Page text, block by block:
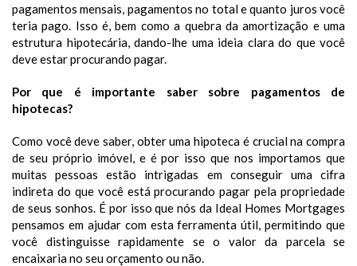
pagamentos mensais, pagamentos no total e quanto juros você
teria pago. Isso é, bem como a quebra da amortização e uma
estrutura hipotecária, dando-lhe uma ideia clara do que você
deve estar procurando pagar.
Por que é importante saber sobre pagamentos de
hipotecas?
Como você deve saber, obter uma hipoteca é crucial na compra
de seu próprio imóvel, e é por isso que nos importamos que
muitas pessoas estão intrigadas em conseguir uma cifra
indireta do que você está procurando pagar pela propriedade
de seus sonhos. É por isso que nós da Ideal Homes Mortgages
pensamos em ajudar com esta ferramenta útil, permitindo que
você distinguisse rapidamente se o valor da parcela se
encaixaria no seu orçamento ou não.